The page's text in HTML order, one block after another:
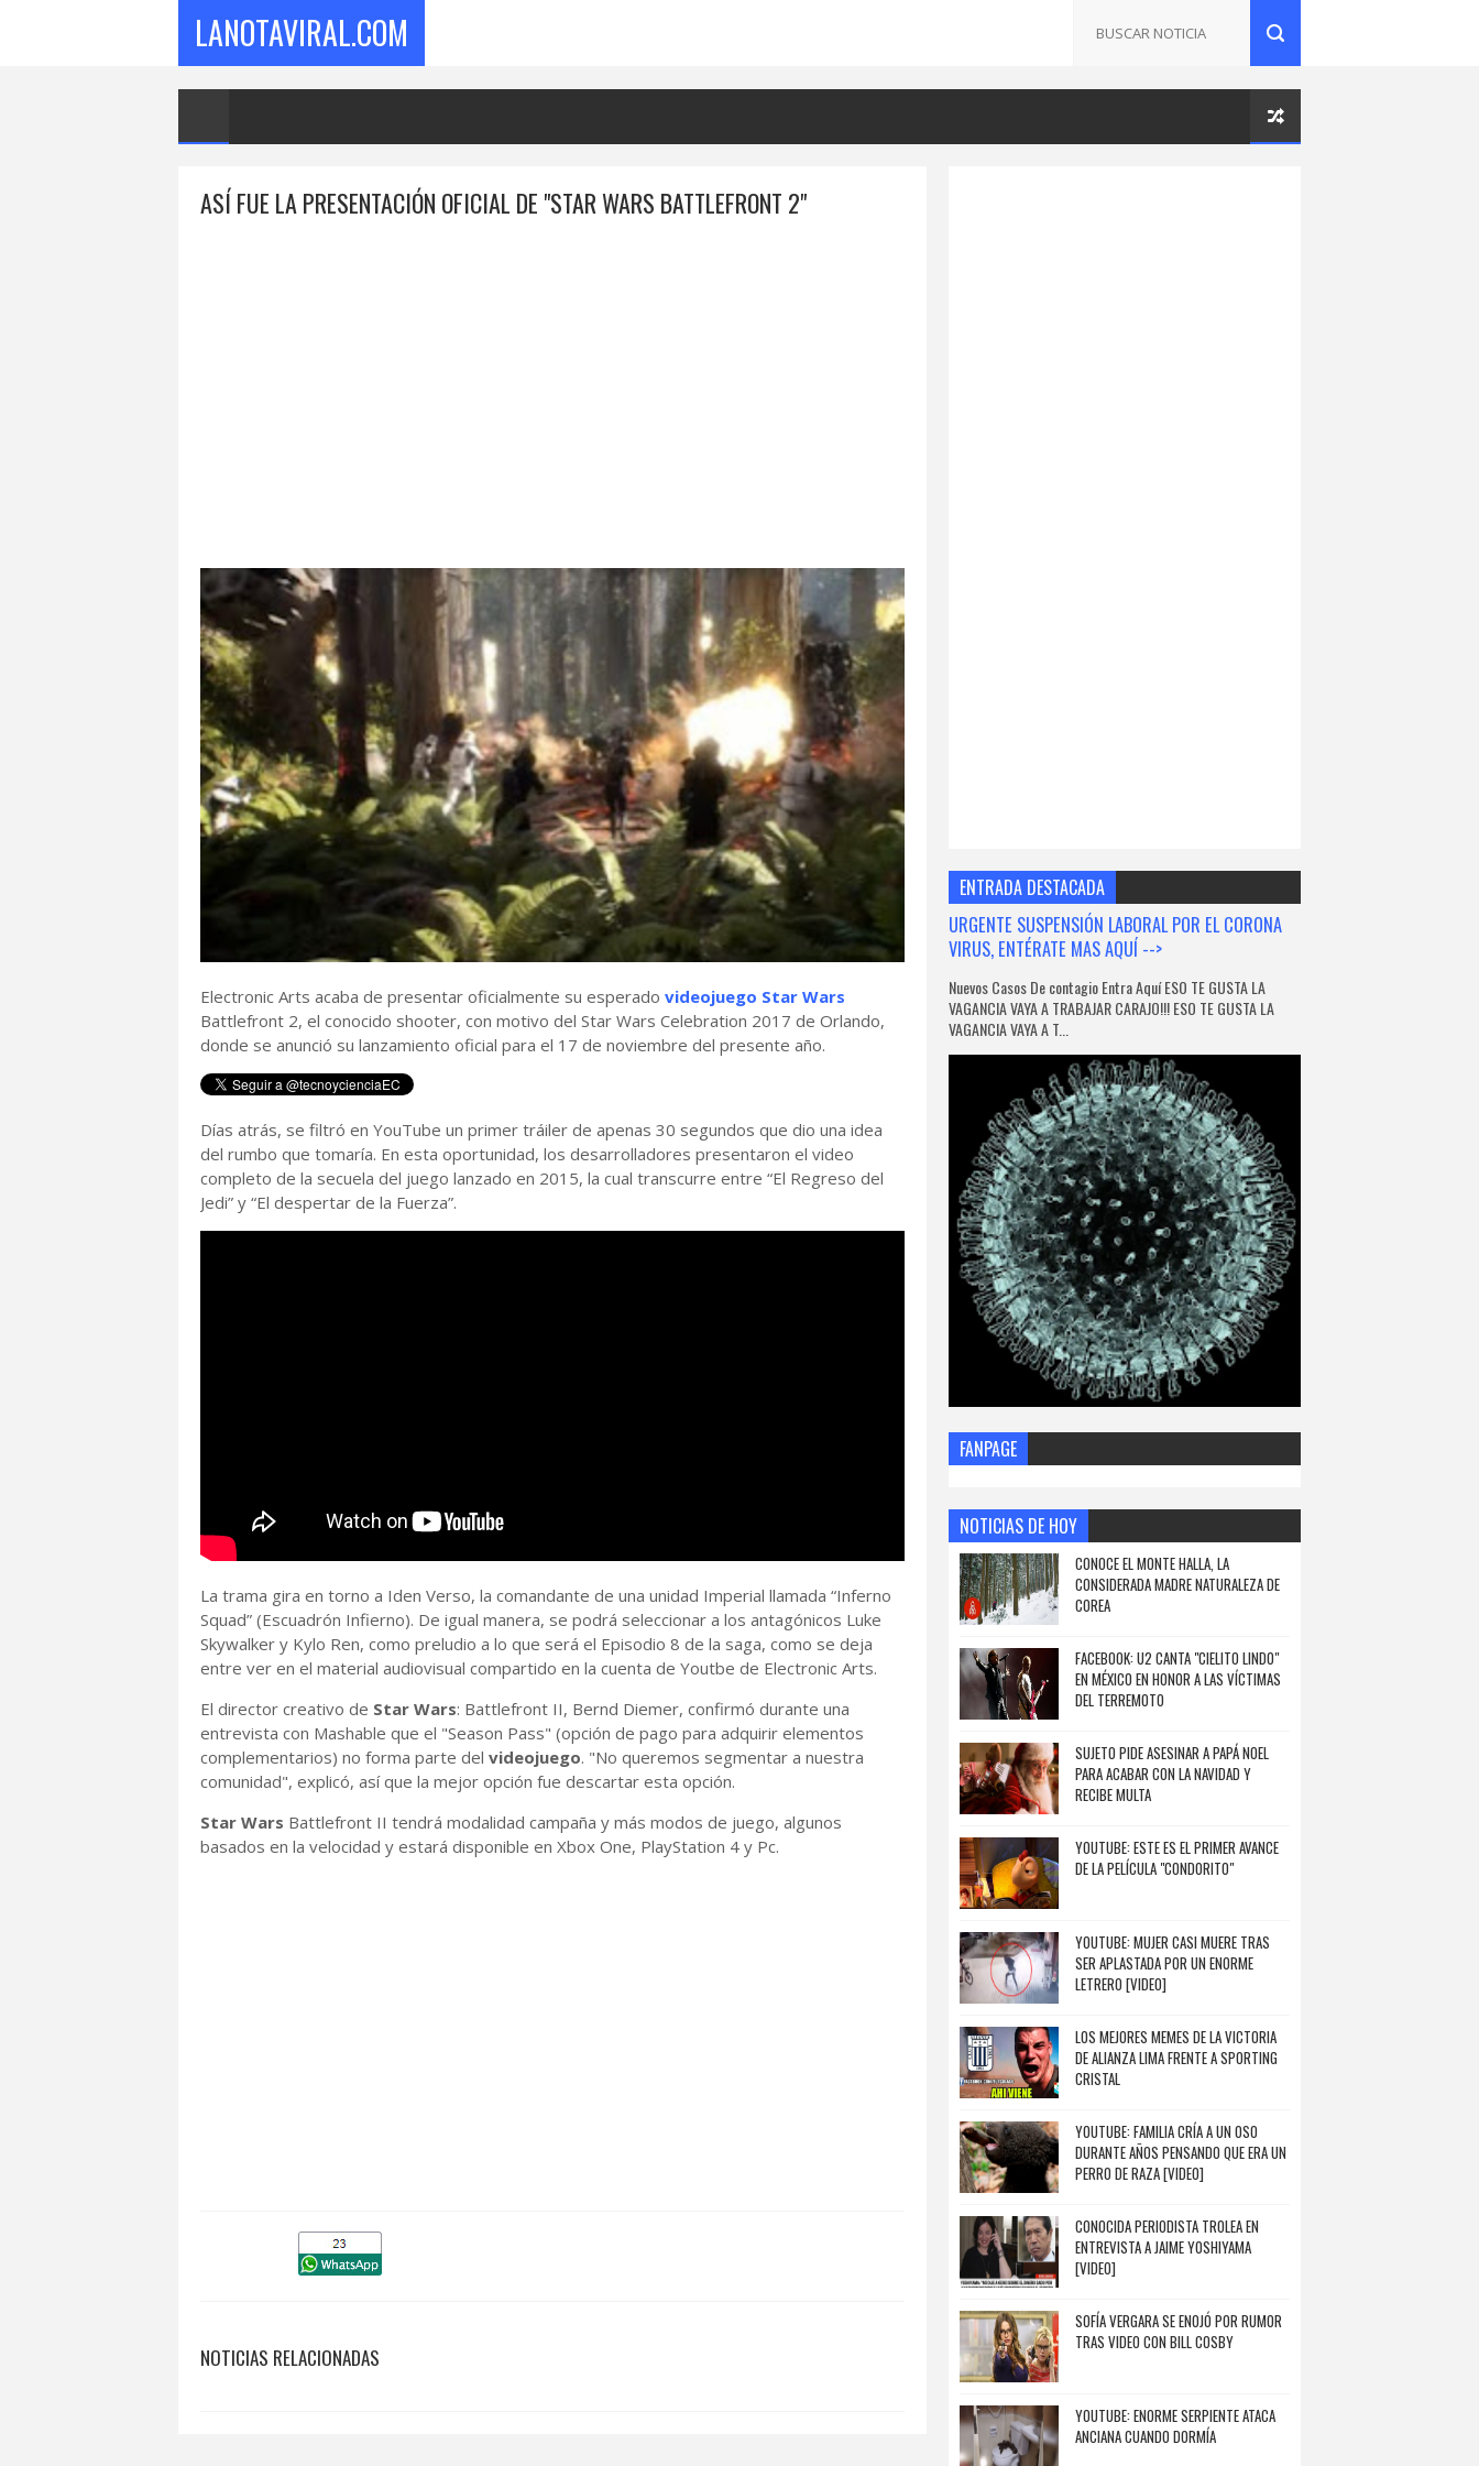
LANOTAVIRAL.COM
ASÍ FUE LA PRESENTACIÓN OFICIAL DE "STAR WARS BATTLEFRONT 2"
Electronic Arts acaba de presentar oficialmente su esperado videojuego Star Wars
Battlefront 2, el conocido shooter, con motivo del Star Wars Celebration 2017 de Orlando,
donde se anunció su lanzamiento oficial para el 17 de noviembre del presente año.
Días atrás, se filtró en YouTube un primer tráiler de apenas 30 segundos que dio una idea
del rumbo que tomaría. En esta oportunidad, los desarrolladores presentaron el video
completo de la secuela del juego lanzado en 2015, la cual transcurre entre “El Regreso del
Jedi” y “El despertar de la Fuerza”.
La trama gira en torno a Iden Verso, la comandante de una unidad Imperial llamada “Inferno
Squad” (Escuadrón Infierno). De igual manera, se podrá seleccionar a los antagónicos Luke
Skywalker y Kylo Ren, como preludio a lo que será el Episodio 8 de la saga, como se deja
entre ver en el material audiovisual compartido en la cuenta de Youtbe de Electronic Arts.
El director creativo de Star Wars: Battlefront II, Bernd Diemer, confirmó durante una
entrevista con Mashable que el "Season Pass" (opción de pago para adquirir elementos
complementarios) no forma parte del videojuego. "No queremos segmentar a nuestra
comunidad", explicó, así que la mejor opción fue descartar esta opción.
Star Wars Battlefront II tendrá modalidad campaña y más modos de juego, algunos
basados en la velocidad y estará disponible en Xbox One, PlayStation 4 y Pc.
NOTICIAS RELACIONADAS
ENTRADA DESTACADA
URGENTE SUSPENSIÓN LABORAL POR EL CORONA
VIRUS, ENTÉRATE MAS AQUÍ -->
Nuevos Casos De contagio Entra Aquí ESO TE GUSTA LA
VAGANCIA VAYA A TRABAJAR CARAJO!!! ESO TE GUSTA LA
VAGANCIA VAYA A T...
FANPAGE
NOTICIAS DE HOY
CONOCE EL MONTE HALLA, LA
CONSIDERADA MADRE NATURALEZA DE
COREA
FACEBOOK: U2 CANTA "CIELITO LINDO"
EN MÉXICO EN HONOR A LAS VÍCTIMAS
DEL TERREMOTO
SUJETO PIDE ASESINAR A PAPÁ NOEL
PARA ACABAR CON LA NAVIDAD Y
RECIBE MULTA
YOUTUBE: ESTE ES EL PRIMER AVANCE
DE LA PELÍCULA "CONDORITO"
YOUTUBE: MUJER CASI MUERE TRAS
SER APLASTADA POR UN ENORME
LETRERO [VIDEO]
LOS MEJORES MEMES DE LA VICTORIA
DE ALIANZA LIMA FRENTE A SPORTING
CRISTAL
YOUTUBE: FAMILIA CRÍA A UN OSO
DURANTE AÑOS PENSANDO QUE ERA UN
PERRO DE RAZA [VIDEO]
CONOCIDA PERIODISTA TROLEA EN
ENTREVISTA A JAIME YOSHIYAMA
[VIDEO]
SOFÍA VERGARA SE ENOJÓ POR RUMOR
TRAS VIDEO CON BILL COSBY
YOUTUBE: ENORME SERPIENTE ATACA
ANCIANA CUANDO DORMÍA